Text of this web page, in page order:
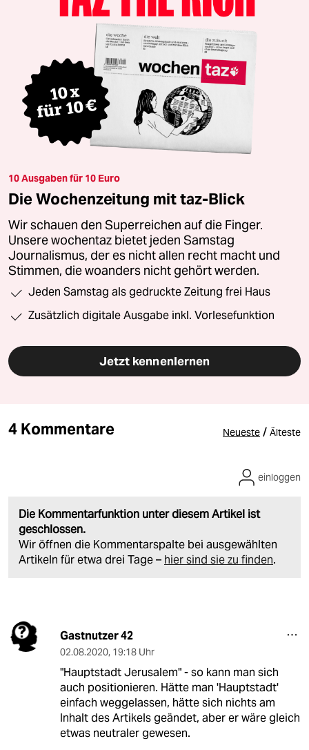
10 Ausgaben für 10 Euro
Die Wochenzeitung mit taz-Blick
Wir schauen den Superreichen auf die Finger.
Unsere wochentaz bietet jeden Samstag
Journalismus, der es nicht allen recht macht und
Stimmen, die woanders nicht gehört werden.
Jeden Samstag als gedruckte Zeitung frei Haus
Zusätzlich digitale Ausgabe inkl. Vorlesefunktion
Jetzt kennenlernen
4 Kommentare Neueste / Älteste
Die Kommentarfunktion unter diesem Artikel ist
geschlossen.
Wir öffnen die Kommentarspalte bei ausgewählten
Artikeln für etwa drei Tage – hier sind sie zu finden.
einloggen
Gastnutzer 42
02.08.2020, 19:18 Uhr
"Hauptstadt Jerusalem" - so kann man sich
auch positionieren. Hätte man 'Hauptstadt'
einfach weggelassen, hätte sich nichts am
Inhalt des Artikels geändet, aber er wäre gleich
etwas neutraler gewesen.